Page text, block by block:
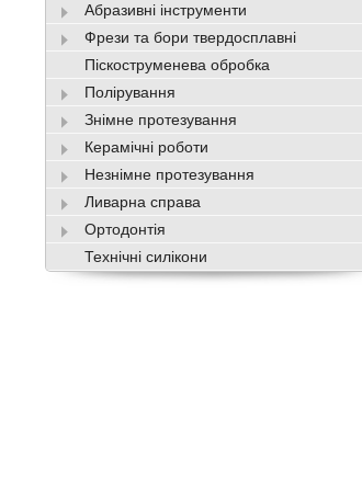
Абразивні інструменти
Фрези та бори твердосплавні
Піскоструменева обробка
Полірування
Знімне протезування
Керамічні роботи
Незнімне протезування
Ливарна справа
Ортодонтія
Технічні силікони